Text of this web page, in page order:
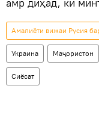
Амалиёти вижаи Русия
Украина Маҷористон
Сиёсат